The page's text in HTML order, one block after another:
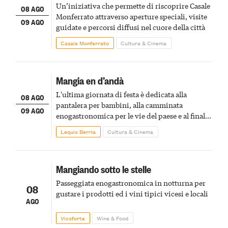
08 AGO
09 AGO
Un’iniziativa che permette di riscoprire Casale
Monferrato attraverso aperture speciali, visite
guidate e percorsi diffusi nel cuore della città
Casale Monferrato Cultura & Cinema
08 AGO
09 AGO
Mangia en d’andà
L'ultima giornata di festa è dedicata alla
pantalera per bambini, alla camminata
enogastronomica per le vie del paese e al finale
pirotecnico
Lequio Berria Cultura & Cinema
08
AGO
Mangiando sotto le stelle
Passeggiata enogastronomica in notturna per
gustare i prodotti ed i vini tipici vicesi e locali
Vicoforte Wine & Food